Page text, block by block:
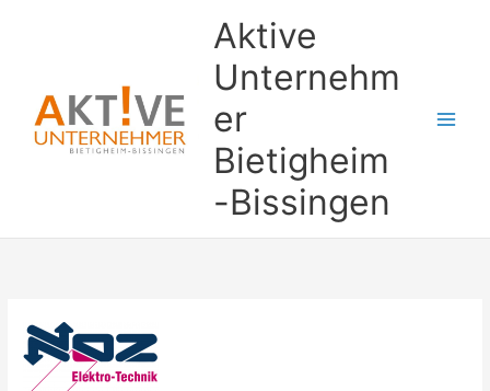
Aktive
Unternehm
er
Bietigheim
-Bissingen